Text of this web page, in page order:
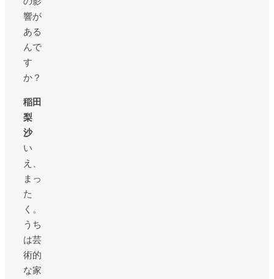
響が
ある
んで
す
か？
稲田
梨
沙
い
え、
まっ
た
く。
うち
は芸
術的
な家